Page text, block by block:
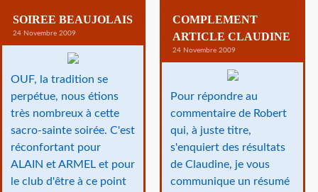
SOIREE BEAUJOLAIS
24 Novembre 2009
OUF, la tradition se
perpétue, nous étions
très nombreux à cette
sacro-sainte soirée. C'est
réconfortant pour
ALAIN et ARMEL et pour
le club d'être à ce point
COMPLEMENT
ARTICLE CLAUDINE
24 Novembre 2009
Pour répondre au
commentaire de Robert
qui, à juste titre,
s'enquiert des résultats
de Claudine, je vous
communique un résumé